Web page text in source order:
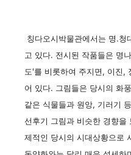
칭다오시박물관에서는 명.
고 있다. 전시된 작품들은 명
도'를 비롯하여 주지면, 이진,
어 있다. 그림들은 당시의 화
같은 식물들과 원앙, 기러기
선후기 그림과 비슷한 경향을
제적인 당시의 시대상황으로